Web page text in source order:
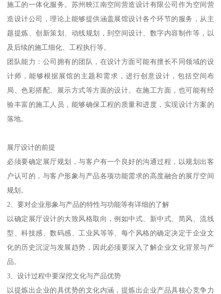
施工的一体化服务。苏州映江南空间营造设计有限公司作为空间营
造设计公司，理论上能够提供涵盖展馆设计各个环节的服务，从主
题提炼、创新策划、动线规划，到空间设计、数字内容制作等，以
及后续的施工细化、工程执行等。
团队能力：公司拥有的团队，在设计方面可能有擅长不同领域的设
计师，能够根据展馆的主题和需求，进行创意设计，包括空间布
局、色彩搭配、展示方式等方面的设计。在施工方面，也可能有经
验丰富的施工人员，能够确保工程的质量和进度，实现设计方案的
落地。
展厅设计的前提
必须要确定展厅规划，与客户有一个良好的沟通过程，以规划出客
户认可的，与客户形象与产品各项功能需求的高度融合的展厅空间